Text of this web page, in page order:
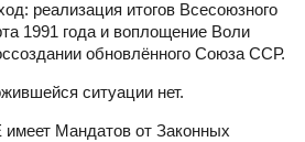
реализация итогов Всесоюзного
1991 года и воплощение Воли
обновлённого Союза ССР.
ситуации нет.
Мандатов от Законных